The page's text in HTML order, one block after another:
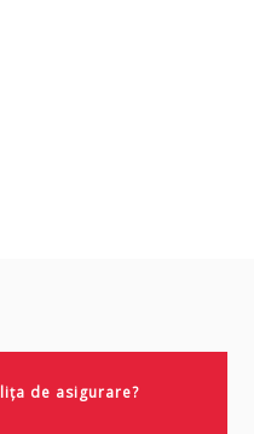
de asigurare?